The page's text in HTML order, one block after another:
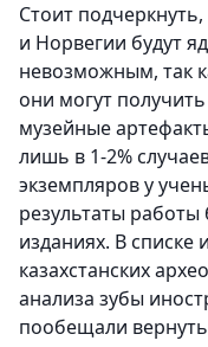
Стоит
и Норвегии будут
невозможным, так
они могут
музейные
лишь в 1-2%
экземпляров у
результаты
изданиях. В списке
казахстанских
анализа зубы
пообещали